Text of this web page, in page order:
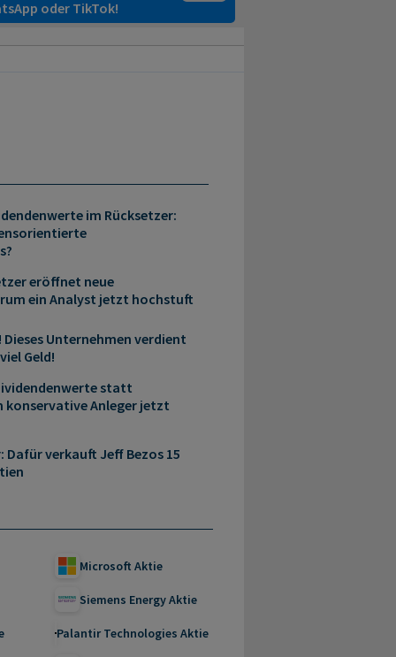
oder TikTok!
im Rücksetzer:
eröffnet neue
ein Analyst jetzt hochstuft
Unternehmen verdient
Geld!
statt
konservative Anleger jetzt
Dafür verkauft Jeff Bezos 15
Microsoft Aktie
Siemens Energy Aktie
Palantir Technologies Aktie